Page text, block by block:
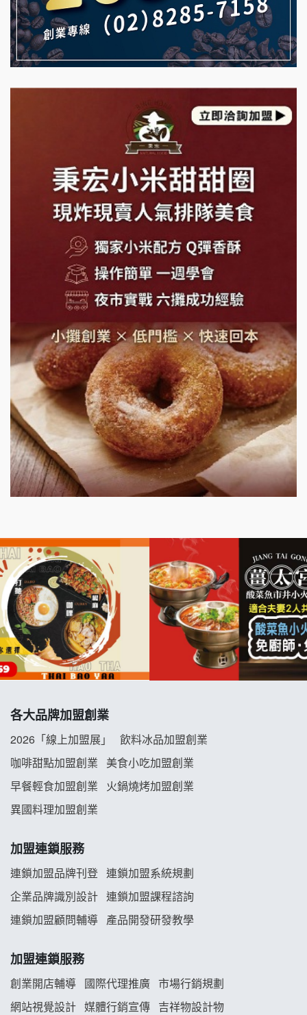
日十。早午食加盟說明會
拾鑶火鍋加盟說明會
珍好味臭臭鍋加盟說明會
藍象廷泰式火鍋加盟說明會
莫尼早餐Morni加盟說明會
手作功夫茶加盟說明會
SHARE TEA歇腳亭加盟說明會
潮味決-湯滷專門店加盟說明會
鬍子茶加盟說明會
鮮茶道加盟說明會
微風亭鐵板燒加盟說明會
漫步藍咖啡加盟說明會
明石章魚燒加盟說明會
出櫃加盟說明會
千香漢堡加盟說明會
拉亞漢堡加盟說明會
杜芳子古味茶鋪加盟說明會
優握握×酸奶大獅加盟說明會
冬城門加盟說明會
阿性情趣無人販售所加盟明會
龍涎居好湯加盟說明會
義氣豐發雞加盟說明會
Mr.Wish加盟說明會
雞咕雞咕加盟說明會
TEA TOP加盟說明會
各大品牌加盟創業
2026「線上加盟展」
飲料冰品加盟創業
咖啡甜點加盟創業
美食小吃加盟創業
早餐輕食加盟創業
火鍋燒烤加盟創業
異國料理加盟創業
加盟連鎖服務
連鎖加盟品牌刊登 連鎖加盟系統規劃
企業品牌識別設計 連鎖加盟課程諮詢
連鎖加盟顧問輔導 產品開發研發教學
加盟連鎖服務
創業開店輔導 國際代理推廣 市場行銷規劃
網站視覺設計 媒體行銷宣傳 吉祥物設計物